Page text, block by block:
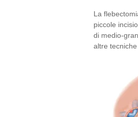
La
piccole
di medio-
altre tecniche